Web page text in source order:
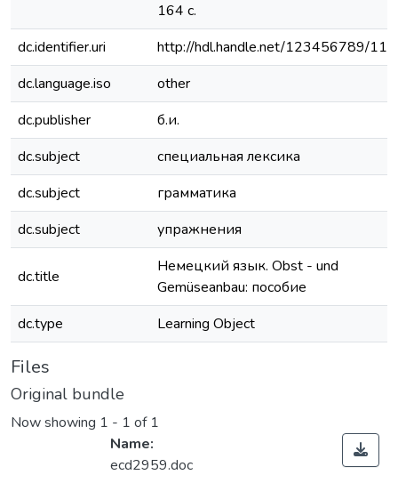
164 с.
dc.identifier.uri
http://hdl.handle.net/123456789/
dc.language.iso
other
dc.publisher
б.и.
dc.subject
специальная лексика
dc.subject
грамматика
dc.subject
упражнения
dc.title
Немецкий язык. Obst - und
Gemüseanbau: пособие
dc.type
Learning Object
Files
Original bundle
Now showing 1 - 1 of 1
Name:
ecd2959.doc